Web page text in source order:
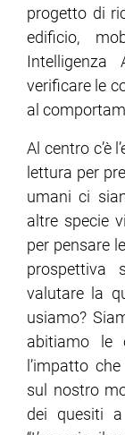
progetto di
edificio,
Intelligenza
verificare le
al
Al centro c’è
lettura per
umani ci
altre specie
per pensare
prospettiva
valutare la
usiamo?
abitiamo le
l’impatto
sul nostro
dei quesiti